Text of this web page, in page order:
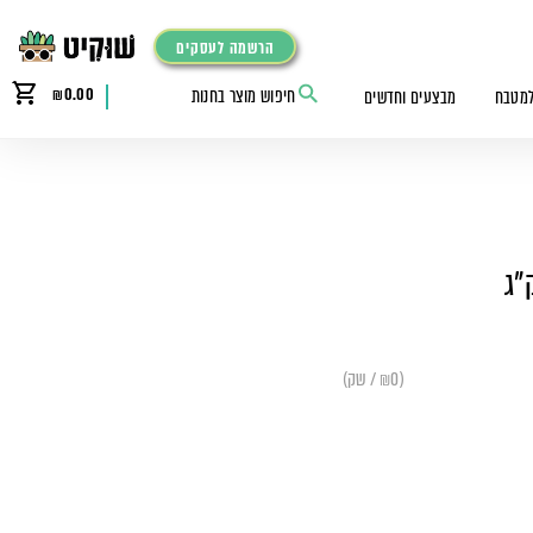
הרשמה לעסקים
מבצעים וחדשים ₪0.00
(₪0 / שק)